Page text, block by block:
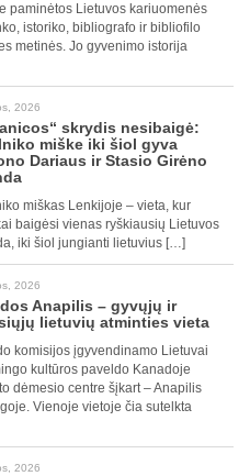
paminėtos Lietuvos kariuomenės
istoriko, bibliografo ir bibliofilo
metinės. Jo gyvenimo istorija
2026
skrydis nesibaigė:
miške iki šiol gyva
Dariaus ir Stasio Girėno
miškas Lenkijoje – vieta, kur
baigėsi vienas ryškiausių Lietuvos
iki šiol jungianti lietuvius […]
2026
Anapilis – gyvųjų ir
lietuvių atminties vieta
komisijos įgyvendinamo Lietuvai
kultūros paveldo Kanadoje
dėmesio centre šįkart – Anapilis
Vienoje vietoje čia sutelkta
2026